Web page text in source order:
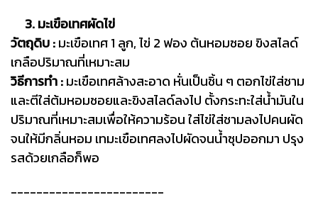
3. มะเขือเทศผัดไข่
วัตถุดิบ :มะเขือเทศ 1 ลูก, ไข่ 2 ฟอง ต้นหอมซอย ขิงสไลด์
เกลือปริมาณที่เหมาะสม
วิธีการทำ :มะเขือเทศล้างสะอาด หั่นเป็นชิ้น ๆ ตอกไข่ใส่ชาม
และตีใส่ต้มหอมซอยและขิงสไลด์ลงไป ตั้งกระทะใส่น้ำมันใน
ปริมาณที่เหมาะสมเพื่อให้ความร้อน ใส่ไข่ใส่ชามลงไปคนผัด
จนให้มีกลิ่นหอม เทมะเขือเทศลงไปผัดจนน้ำซุปออกมา ปรุง
รสด้วยเกลือก็พอ
------------------------